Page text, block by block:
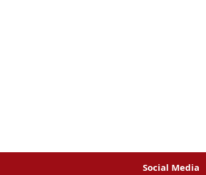
Social Media